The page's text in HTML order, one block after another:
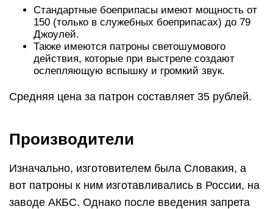
Стандартные боеприпасы имеют мощность от
150 (только в служебных боеприпасах) до 79
Джоулей.
Также имеются патроны светошумового
действия, которые при выстреле создают
ослепляющую вспышку и громкий звук.
Средняя цена за патрон составляет 35 рублей.
Производители
Изначально, изготовителем была Словакия, а
вот патроны к ним изготавливались в России, на
заводе АКБС. Однако после введения запрета